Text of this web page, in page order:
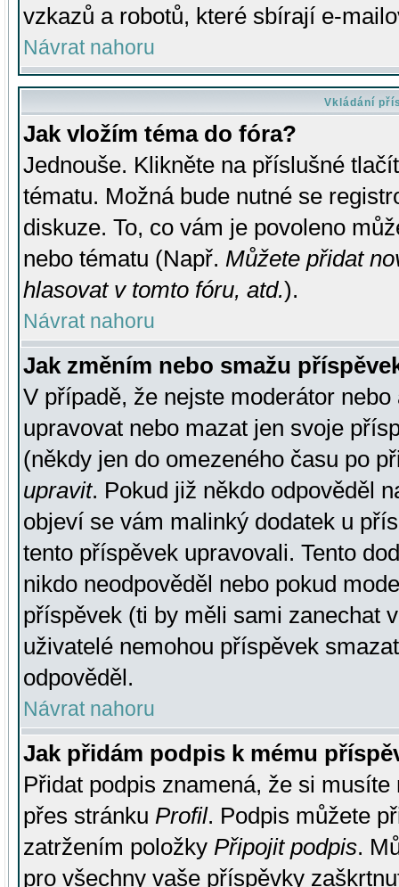
vzkazů a robotů, které sbírají e-
Návrat nahoru
Vkládání
Jak vložím téma do fóra?
Jednouše. Klikněte na příslušné
tématu. Možná bude nutné se
diskuze. To, co vám je povoleno
nebo tématu (Např. Můžete přidat
hlasovat v tomto fóru, atd.).
Návrat nahoru
Jak změním nebo smažu
V případě, že nejste moderátor
upravovat nebo mazat jen svoje
(někdy jen do omezeného času po
upravit. Pokud již někdo odpověděl
objeví se vám malinký dodatek u
tento příspěvek upravovali. Tento
nikdo neodpověděl nebo pokud
příspěvek (ti by měli sami zanechat
uživatelé nemohou příspěvek
odpověděl.
Návrat nahoru
Jak přidám podpis k mému
Přidat podpis znamená, že si
přes stránku Profil. Podpis můžete
zatržením položky Připojit podpis.
pro všechny vaše příspěvky